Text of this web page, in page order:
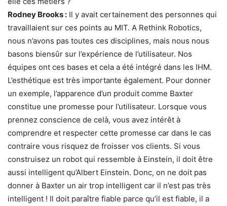
Rodney Brooks : Il y avait certainement des personnes qui
travaillaient sur ces points au MIT. A Rethink Robotics,
nous n’avons pas toutes ces disciplines, mais nous nous
basons biensûr sur l’expérience de l’utilisateur. Nos
équipes ont ces bases et cela a été intégré dans les IHM.
L’esthétique est très importante également. Pour donner
un exemple, l’apparence d’un produit comme Baxter
constitue une promesse pour l’utilisateur. Lorsque vous
prennez conscience de celà, vous avez intérêt à
comprendre et respecter cette promesse car dans le cas
contraire vous risquez de froisser vos clients. Si vous
construisez un robot qui ressemble à Einstein, il doit être
aussi intelligent qu’Albert Einstein. Donc, on ne doit pas
donner à Baxter un air trop intelligent car il n’est pas très
intelligent ! Il doit paraître fiable parce qu’il est fiable, il a